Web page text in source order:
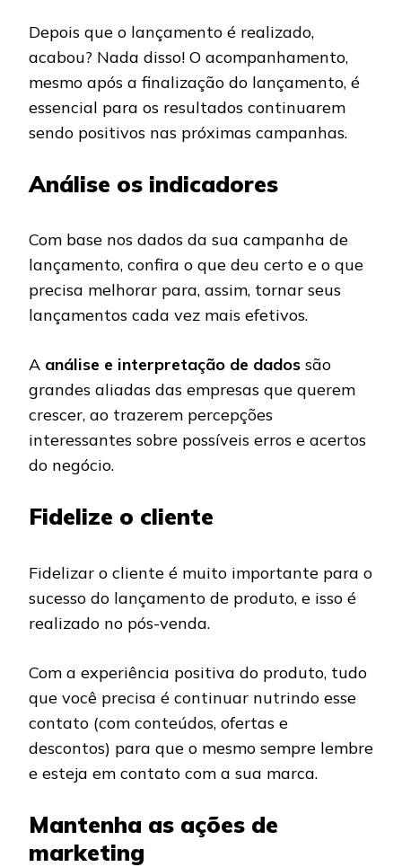
Depois que o lançamento é realizado,
acabou? Nada disso! O acompanhamento,
mesmo após a finalização do lançamento, é
essencial para os resultados continuarem
sendo positivos nas próximas campanhas.
Análise os indicadores
Com base nos dados da sua campanha de
lançamento, confira o que deu certo e o que
precisa melhorar para, assim, tornar seus
lançamentos cada vez mais efetivos.
A análise e interpretação de dados são
grandes aliadas das empresas que querem
crescer, ao trazerem percepções
interessantes sobre possíveis erros e acertos
do negócio.
Fidelize o cliente
Fidelizar o cliente é muito importante para o
sucesso do lançamento de produto, e isso é
realizado no pós-venda.
Com a experiência positiva do produto, tudo
que você precisa é continuar nutrindo esse
contato (com conteúdos, ofertas e
descontos) para que o mesmo sempre lembre
e esteja em contato com a sua marca.
Mantenha as ações de
marketing